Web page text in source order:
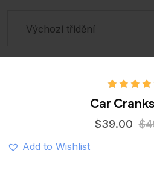
4.50z 5
Car
$39.00 $
Add to Wishlist